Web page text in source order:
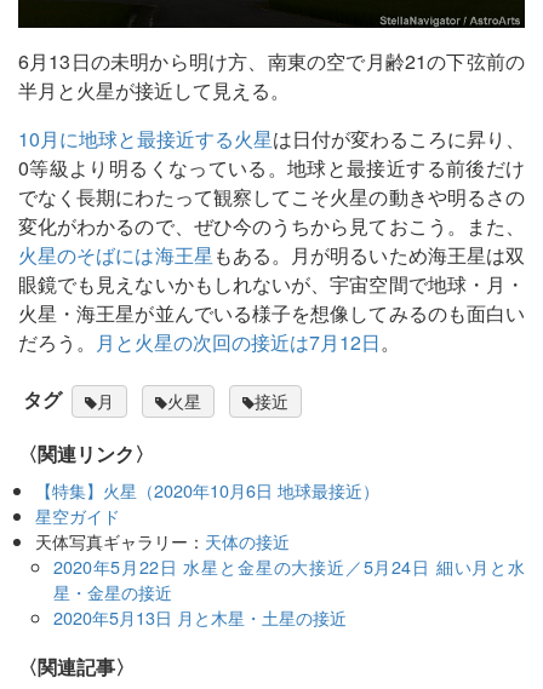
6月13日の未明から明け方、南東の空で月齢21の下弦前の
半月と火星が接近して見える。
10月に地球と最接近する火星は日付が変わるころに昇り、
0等級より明るくなっている。地球と最接近する前後だけ
でなく長期にわたって観察してこそ火星の動きや明るさの
変化がわかるので、ぜひ今のうちから見ておこう。また、
火星のそばには海王星 もある。月が明るいため海王星は双
眼鏡でも見えないかもしれないが、宇宙空間で地球・月・
火星・海王星が並んでいる様子を想像してみるのも面白い
だろう。 月と火星の次回の接近は7月12日。
タグ 月 火星 接近
〈関連リンク〉
【特集】火星（2020年10月6日 地球最接近）
星空ガイド
天体写真ギャラリー： 天体の接近
2020年5月22日 水星と金星の大接近／5月24日 細い月と水
星・金星の接近
2020年5月13日 月と木星・土星の接近
関連記事